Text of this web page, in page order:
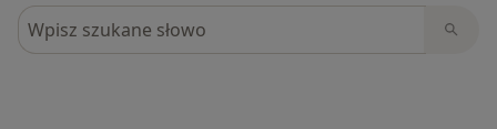
Szukaj w opiniach